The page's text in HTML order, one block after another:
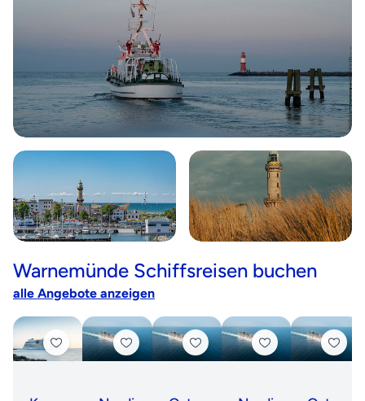
Warnemünde Schiffsreisen buchen
alle Angebote anzeigen